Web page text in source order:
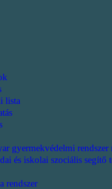
lista
gyermekvédelmi rendszer
és iskolai szociális segítő
rendszer